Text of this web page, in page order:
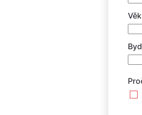
Věk